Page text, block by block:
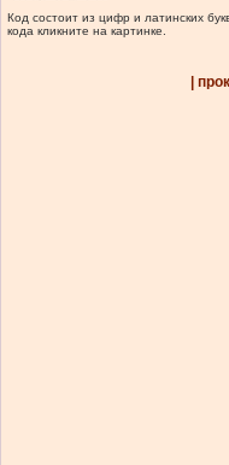
Код состоит из цифр и латинских
кода кликните на картинке.
|